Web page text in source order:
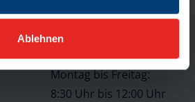
Ablehnen
Montag bis Freitag:
8:30 Uhr bis 12:00 Uhr